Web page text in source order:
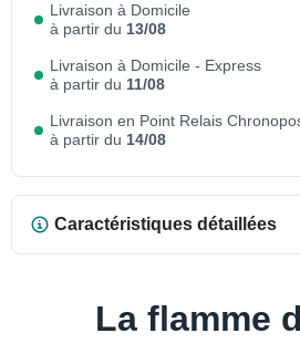
Livraison à Domicile
à partir du 13/08
Livraison à Domicile - Express
à partir du 11/08
Livraison en Point Relais
à partir du 14/08
Caractéristiques détaillées
La flamme